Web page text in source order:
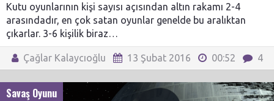
Kutu oyunlarının kişi sayısı açısından altın rakamı 2-4
arasındadır, en çok satan oyunlar genelde bu aralıktan
çıkarlar. 3-6 kişilik biraz…
Çağlar Kalaycıoğlu 13 Şubat 2016 00:52 4
Savaş Oyunu